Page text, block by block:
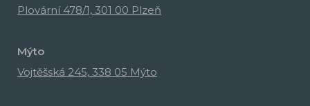
Plovární 478/1, 301 00 Plzeň
Mýto
Vojtěšská 245, 338 05 Mýto